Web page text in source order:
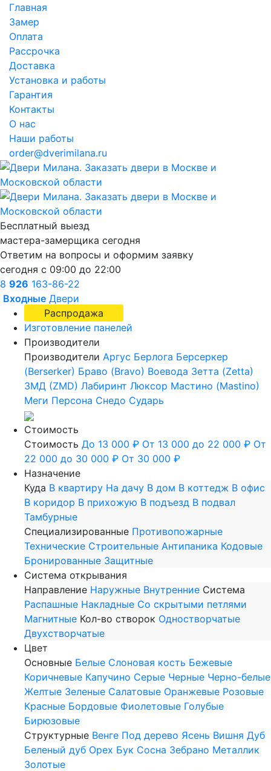
Главная
Замер
Оплата
Рассрочка
Доставка
Установка и работы
Гарантия
Контакты
О нас
Наши работы
order@dverimilana.ru
Бесплатный выезд
мастера-замерщика сегодня
Ответим на вопросы и оформим заявку
сегодня с 09:00 до 22:00
8 926 163-86-22
Входные Двери
Распродажа
Изготовление панелей
Производители
Производители Аргус Берлога Берсеркер
(Berserker) Браво (Bravo) Воевода Зетта (Zetta)
ЗМД (ZMD) Лабиринт Люксор Мастино (Mastino)
Меги Персона Снедо Сударь
Стоимость
Стоимость До 13 000 ₽ От 13 000 до 22 000 ₽ От
22 000 до 30 000 ₽ От 30 000 ₽
Назначение
Куда В квартиру На дачу В дом В коттедж В офис
В коридор В прихожую В подъезд В подвал
Тамбурные
Специализированные Противопожарные
Технические Строительные Антипаника Кодовые
Бронированные Защитные
Система открывания
Направление Наружные Внутренние Система
Распашные Накладные Со скрытыми петлями
Магнитные Кол-во створок Одностворчатые
Двухстворчатые
Цвет
Основные Белые Слоновая кость Бежевые
Коричневые Капучино Серые Черные Черно-белые
Желтые Зеленые Салатовые Оранжевые Розовые
Красные Бордовые Фиолетовые Голубые
Бирюзовые
Структурные Венге Под дерево Ясень Вишня Дуб
Беленый дуб Орех Бук Сосна Зебрано Металлик
Золотые